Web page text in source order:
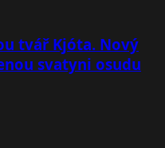
tvář Kjóta. Nový
svatyni osudu